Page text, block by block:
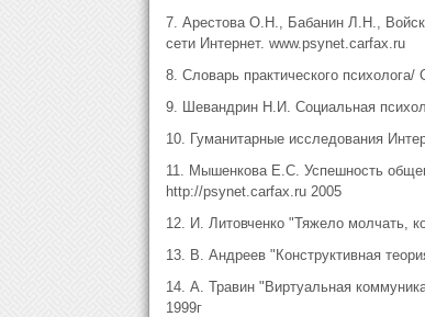
7. Арестова О.Н., Бабанин Л.Н.,
сети Интернет. www.psynet.carfax.ru
8. Словарь практического
9. Шевандрин Н.И. Социальная
10. Гуманитарные исследования
11. Мышенкова Е.С. Успешность
http://psynet.carfax.ru 2005
12. И. Литовченко "Тяжело молчать,
13. В. Андреев "Конструктивная
14. А. Травин "Виртуальная
1999г